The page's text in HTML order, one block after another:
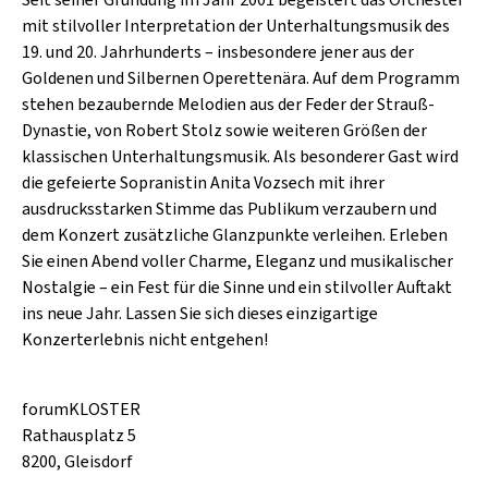
CAFÉ WOLF
POSTGARAGE
KUNSTGARTEN
KRISTALLWERK
GOLD & PECH THEATER
HARD & HEAVY
SINGER-SONGWRITER
VOLKSMUSIK
KULTURLAND STEIERMARK
mit stilvoller Interpretation der Unterhaltungsmusik des
19. und 20. Jahrhunderts – insbesondere jener aus der
Goldenen und Silbernen Operettenära. Auf dem Programm
stehen bezaubernde Melodien aus der Feder der Strauß-
Dynastie, von Robert Stolz sowie weiteren Größen der
klassischen Unterhaltungsmusik. Als besonderer Gast wird
die gefeierte Sopranistin Anita Vozsech mit ihrer
ausdrucksstarken Stimme das Publikum verzaubern und
dem Konzert zusätzliche Glanzpunkte verleihen. Erleben
Sie einen Abend voller Charme, Eleganz und musikalischer
Nostalgie – ein Fest für die Sinne und ein stilvoller Auftakt
ins neue Jahr. Lassen Sie sich dieses einzigartige
Konzerterlebnis nicht entgehen!
forumKLOSTER
Rathausplatz 5
8200, Gleisdorf